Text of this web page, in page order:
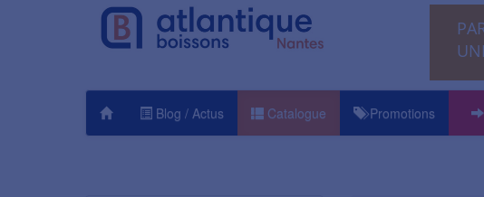
Blog / Actus Catalogue Promotions